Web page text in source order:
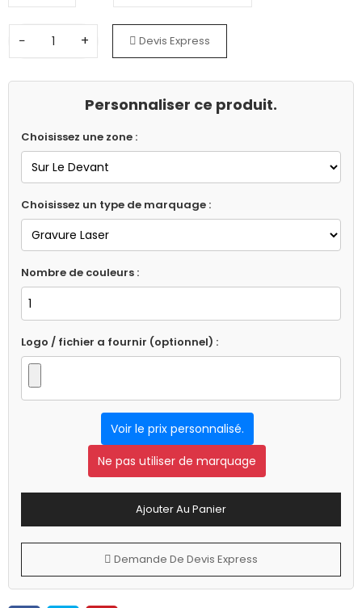
− + Devis Express
Personnaliser ce produit.
Choisissez une zone :
Choisissez un type de marquage :
Nombre de couleurs :
Logo / fichier a fournir (optionnel) :
Voir le prix personnalisé.
Ne pas utiliser de marquage
Ajouter Au Panier
Demande De Devis Express